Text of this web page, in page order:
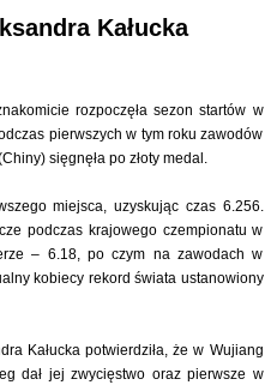
Kałucka
rozpoczęła sezon startów w
pierwszych w tym roku zawodów
sięgnęła po złoty medal.
miejsca, uzyskując czas 6.256.
podczas krajowego czempionatu w
– 6.18, po czym na zawodach w
kobiecy rekord świata ustanowiony
Kałucka potwierdziła, że w Wujiang
dał jej zwycięstwo oraz pierwsze w